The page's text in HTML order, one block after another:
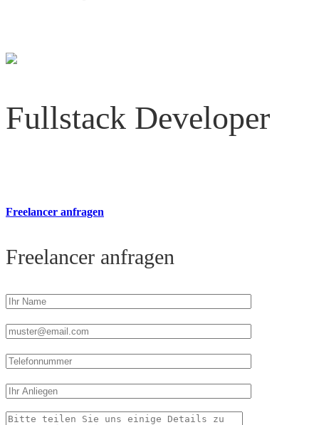
Fullstack Developer
Freelancer anfragen
Freelancer anfragen